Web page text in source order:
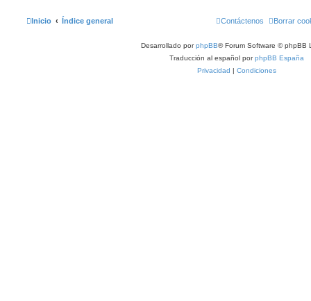
Inicio Índice general Borrar
Contáctenos
Desarrollado porphpBB® Forum Software © phpBB
Traducción al español porphpBB España
Privacidad | Condiciones